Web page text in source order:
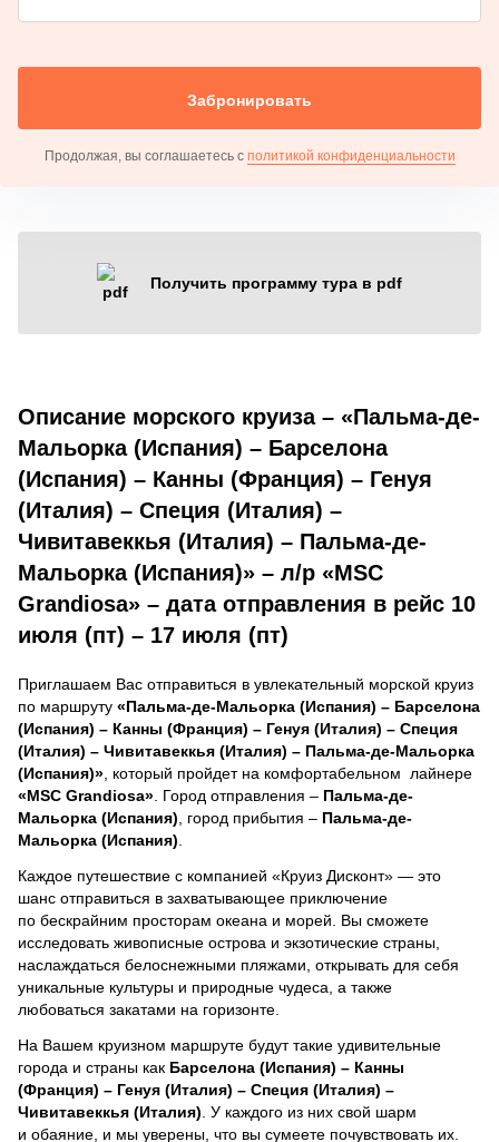
Забронировать
Продолжая, вы соглашаетесь с политикой конфиденциальности
Получить программу тура в pdf
Описание морского круиза – «Пальма-де-
Мальорка (Испания) – Барселона
(Испания) – Канны (Франция) – Генуя
(Италия) – Специя (Италия) –
Чивитавеккья (Италия) – Пальма-де-
Мальорка (Испания)» – л/р «MSC
Grandiosa» – дата отправления в рейс 10
июля (пт) – 17 июля (пт)
Приглашаем Вас отправиться в увлекательный морской круиз
по маршруту «Пальма-де-Мальорка (Испания) – Барселона
(Испания) – Канны (Франция) – Генуя (Италия) – Специя
(Италия) – Чивитавеккья (Италия) – Пальма-де-Мальорка
(Испания)» , который пройдет на комфортабельном лайнере
«MSC Grandiosa» . Город отправления – Пальма-де-
Мальорка (Испания) , город прибытия – Пальма-де-
Мальорка (Испания)
Каждое путешествие с компанией «Круиз Дисконт» — это
шанс отправиться в захватывающее приключение
по бескрайним просторам океана и морей. Вы сможете
исследовать живописные острова и экзотические страны,
наслаждаться белоснежными пляжами, открывать для себя
уникальные культуры и природные чудеса, а также
любоваться закатами на горизонте.
На Вашем круизном маршруте будут такие удивительные
города и страны как Барселона (Испания) – Канны
(Франция) – Генуя (Италия) – Специя (Италия) –
Чивитавеккья (Италия) . У каждого из них свой шарм
и обаяние, и мы уверены, что вы сумеете почувствовать их.